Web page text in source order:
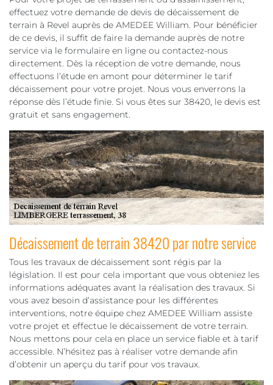
effectuez votre demande de devis de décaissement de
terrain à Revel auprès de AMEDEE William. Pour bénéficier
de ce devis, il suffit de faire la demande auprès de notre
service via le formulaire en ligne ou contactez-nous
directement. Dès la réception de votre demande, nous
effectuons l’étude en amont pour déterminer le tarif
décaissement pour votre projet. Nous vous enverrons la
réponse dès l’étude finie. Si vous êtes sur 38420, le devis est
gratuit et sans engagement.
Décaissement de terrain 38420 par notre service
Tous les travaux de décaissement sont régis par la
législation. Il est pour cela important que vous obteniez les
informations adéquates avant la réalisation des travaux. Si
vous avez besoin d’assistance pour les différentes
interventions, notre équipe chez AMEDEE William assiste
votre projet et effectue le décaissement de votre terrain.
Nous mettons pour cela en place un service fiable et à tarif
accessible. N’hésitez pas à réaliser votre demande afin
d’obtenir un aperçu du tarif pour vos travaux.